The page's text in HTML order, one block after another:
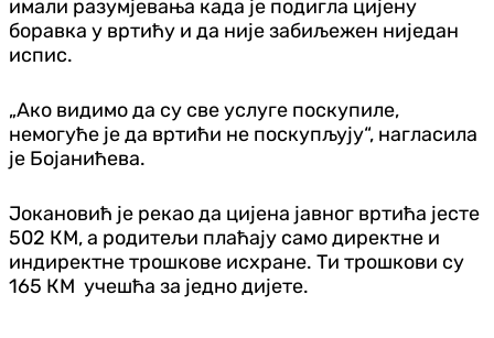
имали разумјевања када је подигла цијену
боравка у вртићу и да није забиљежен ниједан
испис.
„Ако видимо да су све услуге поскупиле,
немогуће је да вртићи не поскупљују“, нагласила
је Бојанићева.
Јокановић је рекао да цијена јавног вртића јесте
502 КМ, а родитељи плаћају само директне и
индиректне трошкове исхране. Ти трошкови су
165 КМ учешћа за једно дијете.